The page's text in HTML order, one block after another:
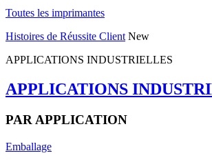
Toutes les imprimantes
Histoires de Réussite Client New
APPLICATIONS INDUSTRIELLES
APPLICATIONS
PAR APPLICATION
Emballage